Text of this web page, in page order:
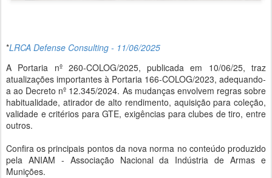
*LRCA Defense Consulting - 11/06/2025
A Portaria nº 260-COLOG/2025, publicada em 10/06/25, traz
atualizações importantes à Portaria 166-COLOG/2023, adequando-
a ao Decreto nº 12.345/2024. As mudanças envolvem regras sobre
habitualidade, atirador de alto rendimento, aquisição para coleção,
validade e critérios para GTE, exigências para clubes de tiro, entre
outros.
Confira os principais pontos da nova norma no conteúdo produzido
pela ANIAM - Associação Nacional da Indústria de Armas e
Munições.